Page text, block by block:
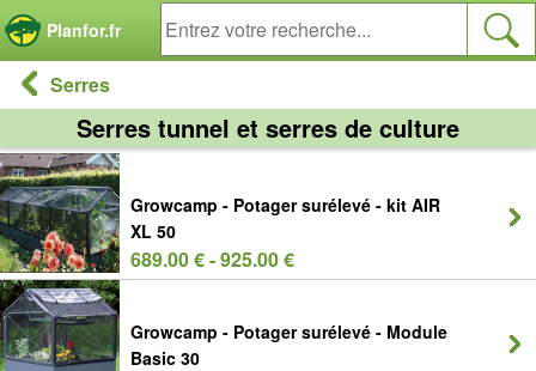
Planfor.fr
Serres
Serres tunnel et serres de culture
Growcamp - Potager surélevé - kit AIR
XL 50
689.00 € - 925.00 €
Growcamp - Potager surélevé - Module
Basic 30
Panneau de gestion des cookies